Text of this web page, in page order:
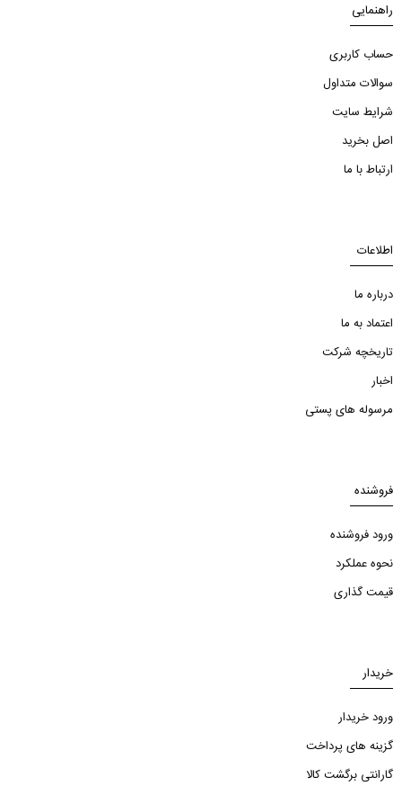
راهنمایی
حساب کاربری
سوالات متداول
شرایط سایت
اصل بخرید
ارتباط با ما
اطلاعات
درباره ما
اعتماد به ما
تاریخچه شرکت
اخبار
مرسوله های پستی
فروشنده
ورود فروشنده
نحوه عملکرد
قیمت گذاری
خریدار
ورود خریدار
گزینه های پرداخت
گارانتی برگشت کالا